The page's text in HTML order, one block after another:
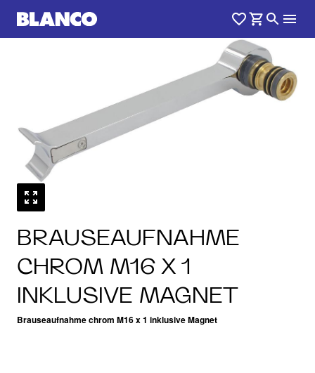
BRAUSEAUFNAHME
CHROM M16 X 1
INKLUSIVE MAGNET
Brauseaufnahme chrom M16 x 1 inklusive Magnet